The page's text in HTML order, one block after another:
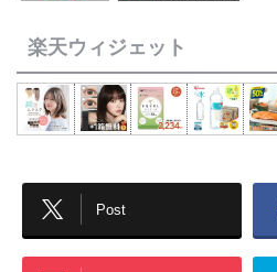
楽天ウィジェット
Post